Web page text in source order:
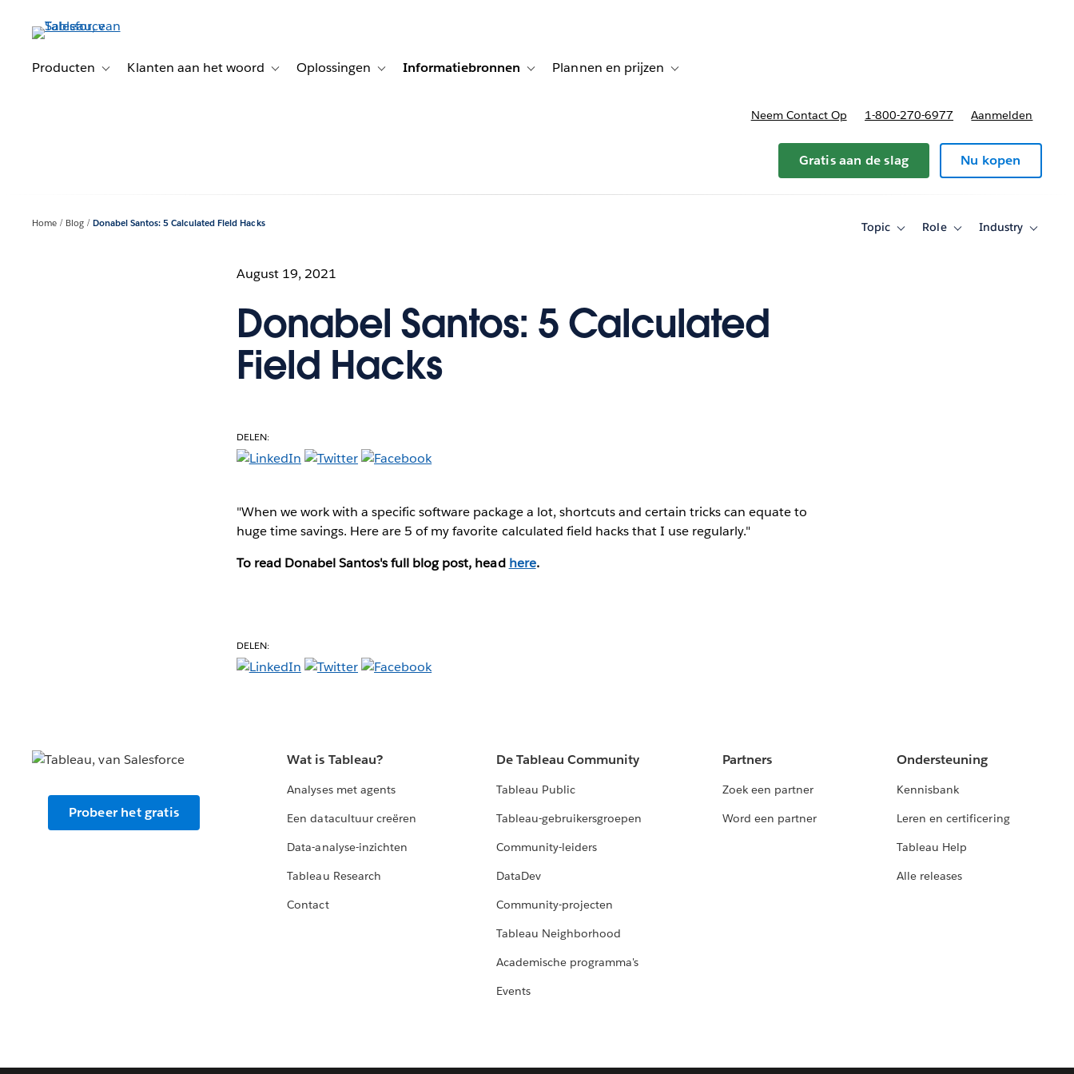
Producten
Toggle sub-navigation for Producten
Klanten aan het woord Toggle sub-navigation for Klanten aan het woord
Oplossingen Toggle sub-navigation for Oplossingen
Informatiebronnen Toggle sub-navigation for Informatiebronnen
Plannen en prijzen Toggle sub-navigation for Plannen en prijzen
Neem Contact Op 1-800-270-6977 Aanmelden
Gratis aan de slag Nu kopen
Home Blog Donabel Santos: 5 Calculated Field Hacks Topic
ToggleRole
ToggleIndustry
Toggle
August 19, 2021
Donabel Santos: 5 Calculated
Field Hacks
DELEN:
"When we work with a specific software package a lot, shortcuts and certain tricks can equate to
huge time savings. Here are 5 of my favorite calculated field hacks that I use regularly."
To read Donabel Santos's full blog post, head here.
DELEN:
Probeer het gratis
Wat is Tableau?
Analyses met agents
Een datacultuur creëren
Data-analyse-inzichten
Tableau Research
Contact
De Tableau Community
Tableau Public
Tableau-gebruikersgroepen
Community-leiders
DataDev
Community-projecten
Tableau Neighborhood
Academische programma's
Events
Partners
Zoek een partner
Word een partner
Ondersteuning
Kennisbank
Leren en certificering
Tableau Help
Alle releases